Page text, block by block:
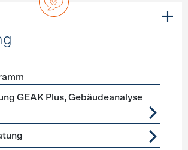
Beratung
GEAK Plus, Gebäudeanalyse